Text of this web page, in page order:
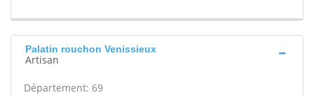
Palatin rouchon Venissieux
Artisan
Département: 69